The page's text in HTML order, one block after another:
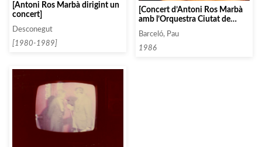
[Antoni Ros Marbà dirigint un
concert]
Desconegut
[1980-1989]
[Concert d’Antoni Ros Marbà
amb l’Orquestra Ciutat de
Barcelona i la soprano Maria
Àngels Miró interpretant l’obra
«El sombrero de tres picos» al
Barceló, Pau
1986